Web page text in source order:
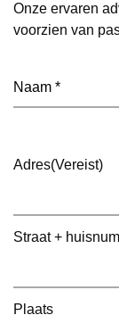
Onze ervaren
voorzien van
Adres(Vereist)
Straat +
Plaats